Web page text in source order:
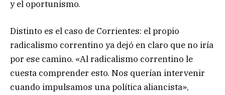
y el oportunismo.
Distinto es el caso de Corrientes: el propio
radicalismo correntino ya dejó en claro que no iría
por ese camino. «Al radicalismo correntino le
cuesta comprender esto. Nos querían intervenir
cuando impulsamos una política aliancista»,